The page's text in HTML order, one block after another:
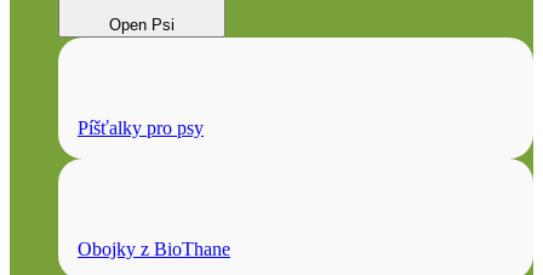
Open Psi
Píšťalky pro psy
Obojky z BioThane